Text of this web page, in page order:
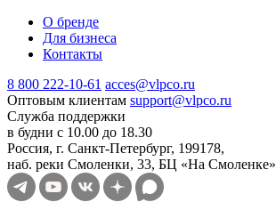
О бренде
Для бизнеса
Контакты
8 800 222-10-61 acces@vlpco.ru
Оптовым клиентам support@vlpco.ru
Служба поддержки
в будни с 10.00 до 18.30
Россия, г. Санкт-Петербург, 199178,
наб. реки Смоленки, 33, БЦ «На Смоленке»